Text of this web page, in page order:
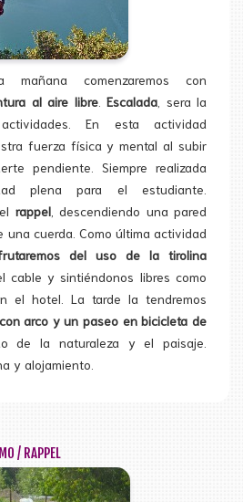
mañana comenzaremos con
al aire libre. Escalada , sera la
En esta actividad
fuerza física y mental al subir
pendiente. Siempre realizada
plena para el estudiante.
rappel, descendiendo una pared
una cuerda. Como última actividad
del uso de la tirolina
cable y sintiéndonos libres como
el hotel. La tarde la tendremos
arco y un paseo en bicicleta de
de la naturaleza y el paisaje.
y alojamiento.
/ RAPPEL